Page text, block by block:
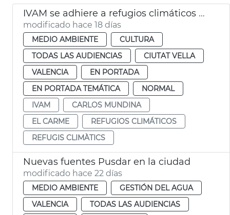
IVAM se adhiere a refugios climáticos València
modificado hace 18 días
MEDIO AMBIENTE
CULTURA
TODAS LAS AUDIENCIAS
CIUTAT VELLA
VALENCIA
EN PORTADA
EN PORTADA TEMÁTICA
NORMAL
IVAM
CARLOS MUNDINA
EL CARME
REFUGIOS CLIMÁTICOS
REFUGIS CLIMÀTICS
Nuevas fuentes Pusdar en la ciudad
modificado hace 22 días
MEDIO AMBIENTE
GESTIÓN DEL AGUA
VALENCIA
TODAS LAS AUDIENCIAS